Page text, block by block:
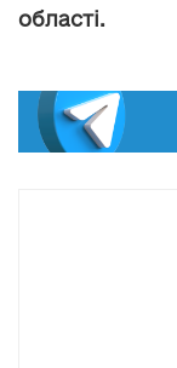
області.